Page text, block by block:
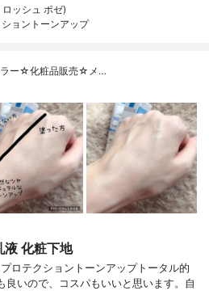
ッシュ ポゼ)
ョントーンアップ
ラー☆化粧品販売☆メ…
液 化粧下地
ロテクショントーンアップトータル的
良いので、コスパもいいと思います。自